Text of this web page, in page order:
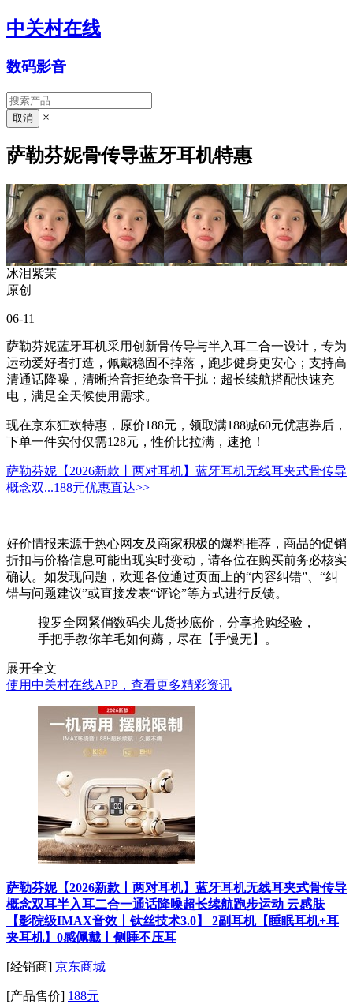
中关村在线
数码影音
×
萨勒芬妮骨传导蓝牙耳机特惠
冰泪紫茉
原创
06-11
萨勒芬妮蓝牙耳机采用创新骨传导与半入耳二合一设计，专为
运动爱好者打造，佩戴稳固不掉落，跑步健身更安心；支持高
清通话降噪，清晰拾音拒绝杂音干扰；超长续航搭配快速充
电，满足全天候使用需求。
现在京东狂欢特惠，原价188元，领取满188减60元优惠券后，
下单一件实付仅需128元，性价比拉满，速抢！
萨勒芬妮【2026新款丨两对耳机】蓝牙耳机无线耳夹式骨传导
概念双...188元优惠直达>>
好价情报来源于热心网友及商家积极的爆料推荐，商品的促销
折扣与价格信息可能出现实时变动，请各位在购买前务必核实
确认。如发现问题，欢迎各位通过页面上的“内容纠错”、“纠
错与问题建议”或直接发表“评论”等方式进行反馈。
搜罗全网紧俏数码尖儿货抄底价，分享抢购经验，
手把手教你羊毛如何薅，尽在【手慢无】。
展开全文
使用中关村在线APP，查看更多精彩资讯
萨勒芬妮【2026新款丨两对耳机】蓝牙耳机无线耳夹式骨传导
概念双耳半入耳二合一通话降噪超长续航跑步运动 云感肤
【影院级IMAX音效丨钛丝技术3.0】 2副耳机【睡眠耳机+耳
夹耳机】0感佩戴丨侧睡不压耳
[经销商] 京东商城
[产品售价] 188元